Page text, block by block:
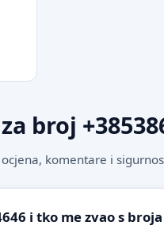
broj
komentare i
i tko me zvao s broja